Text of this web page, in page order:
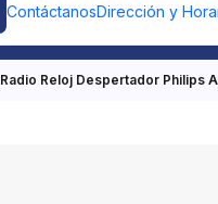
ContáctanosDirección y
Radio Reloj Despertador Philips